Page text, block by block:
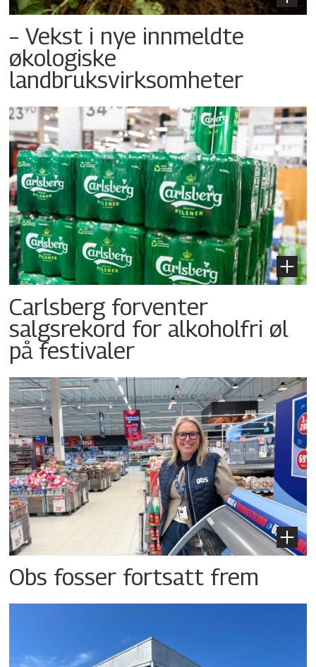
– Vekst i nye innmeldte
økologiske
landbruksvirksomheter
Carlsberg forventer
salgsrekord for alkoholfri øl
på festivaler
Obs fosser fortsatt frem